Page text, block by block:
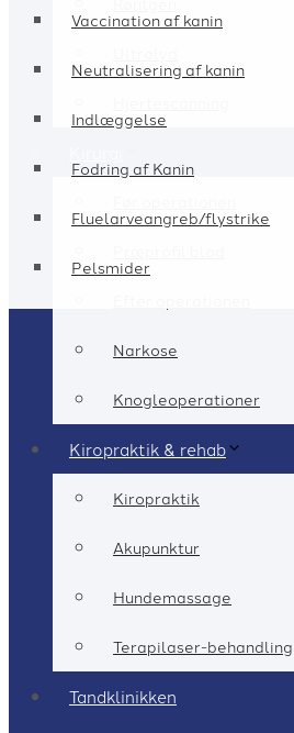
Vaccination af kanin
Neutralisering af kanin
Indlæggelse
Fodring af Kanin
Fluelarveangreb/flystrike
Pelsmider
Narkose
Knogleoperationer
Kiropraktik & rehab
Kiropraktik
Akupunktur
Hundemassage
Terapilaser-behandling
Tandklinikken